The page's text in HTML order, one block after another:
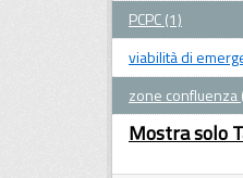
PCPC (1)
viabilità di
zone confluenza
Mostra solo